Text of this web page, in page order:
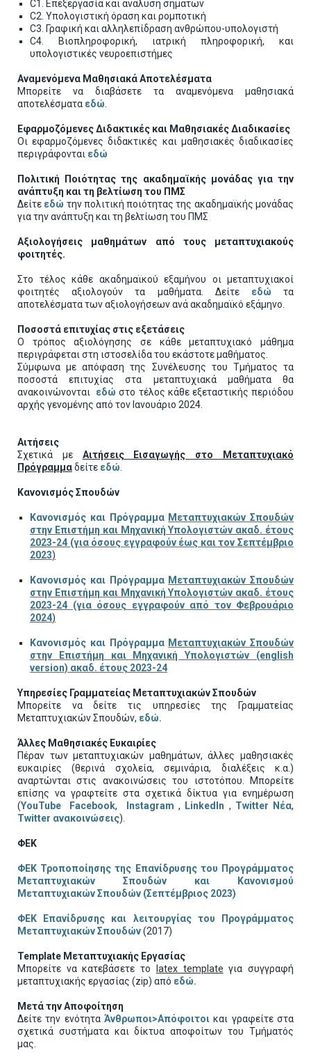
C1. Επεξεργασία και ανάλυση σημάτων
C2. Υπολογιστική όραση και ρομποτική
C3. Γραφική και αλληλεπίδραση ανθρώπου-υπολογιστή
C4. Βιοπληροφορική, ιατρική πληροφορική, και
υπολογιστικές νευροεπιστήμες
Αναμενόμενα Μαθησιακά Αποτελέσματα
Μπορείτε να διαβάσετε τα αναμενόμενα μαθησιακά
αποτελέσματα εδώ
Εφαρμοζόμενες Διδακτικές και Μαθησιακές Διαδικασίες
Οι εφαρμοζόμενες διδακτικές και μαθησιακές διαδικασίες
περιγράφονται εδώ
Πολιτική Ποιότητας της ακαδημαϊκής μονάδας για την
ανάπτυξη και τη βελτίωση του ΠΜΣ
Δείτε εδώ την πολιτική ποιότητας της ακαδημαϊκής μονάδας
για την ανάπτυξη και τη βελτίωση του ΠΜΣ
Αξιολογήσεις μαθημάτων από τους μεταπτυχιακούς
φοιτητές.
Στο τέλος κάθε ακαδημαϊκού εξαμήνου οι μεταπτυχιακοί
φοιτητές αξιολογούν τα μαθήματα. Δείτε εδώ τα
αποτελέσματα των αξιολογήσεων ανά ακαδημαϊκό εξάμηνο.
Ποσοστά επιτυχίας στις εξετάσεις
Ο τρόπος αξιολόγησης σε κάθε μεταπτυχιακό μάθημα
περιγράφεται στη ιστοσελίδα του εκάστοτε μαθήματος.
Σύμφωνα με απόφαση της Συνέλευσης του Τμήματος τα
ποσοστά επιτυχίας στα μεταπτυχιακά μαθήματα θα
ανακοινώνονται εδώ στο τέλος κάθε εξεταστικής περιόδου
αρχής γενομένης από τον Ιανουάριο 2024.
Αιτήσεις
Σχετικά με
Αιτήσεις Εισαγωγής στο Μεταπτυχιακό
Πρόγραμμαδείτε εδώ
Κανονισμός Σπουδών
Κανονισμός και Πρόγραμμα Μεταπτυχιακών Σπουδών
στην Επιστήμη και Μηχανική Υπολογιστών ακαδ. έτους
2023-24 (για όσους εγγραφούν έως και τον Σεπτέμβριο
2023)
Κανονισμός και Πρόγραμμα Μεταπτυχιακών Σπουδών
στην Επιστήμη και Μηχανική Υπολογιστών ακαδ. έτους
2023-24 (για όσους εγγραφούν από τον Φεβρουάριο
2024)
Κανονισμός και Πρόγραμμα Μεταπτυχιακών Σπουδών
στην Επιστήμη και Μηχανική Υπολογιστών (english
version) ακαδ. έτους 2023-24
Υπηρεσίες Γραμματείας Μεταπτυχιακών Σπουδών
Μπορείτε να δείτε τις υπηρεσίες της Γραμματείας
Μεταπτυχιακών Σπουδών, εδώ.
Άλλες Μαθησιακές Ευκαιρίες
Πέραν των μεταπτυχιακών μαθημάτων, άλλες μαθησιακές
ευκαιρίες (θερινά σχολεία, σεμινάρια, διαλέξεις κ.α.)
αναρτώνται στις ανακοινώσεις του ιστοτόπου. Μπορείτε
επίσης να γραφτείτε στα σχετικά δίκτυα για ενημέρωση
(YouTube Facebook, Instagram , LinkedIn , Twitter Νέα,
Twitter ανακοινώσεις).
ΦΕΚ
ΦΕΚ Τροποποίησης της Επανίδρυσης του Προγράμματος
Μεταπτυχιακών Σπουδών και Κανονισμού
Μεταπτυχιακών Σπουδών (Σεπτέμβριος 2023)
ΦΕΚ Επανίδρυσης και λειτουργίας του Προγράμματος
Μεταπτυχιακών Σπουδών(2017)
Template Μεταπτυχιακής Εργασίας
Μπορείτε να κατεβάσετε το
latex template για συγγραφή
μεταπτυχιακής εργασίας (zip) από εδώ.
Μετά την Αποφοίτηση
Δείτε την ενότητα Άνθρωποι>Απόφοιτοι και γραφείτε στα
σχετικά συστήματα και δίκτυα αποφοίτων του Τμήματός
μας.